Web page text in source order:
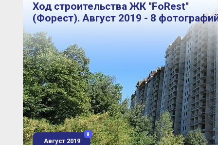
Ход строительства ЖК "FoRest"
(Форест). Август 2019 - 8
Август 2019
8